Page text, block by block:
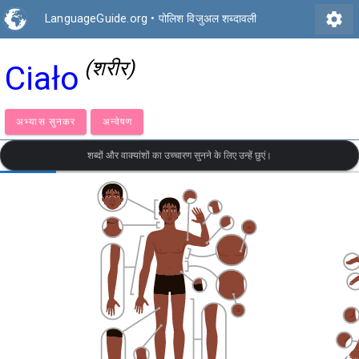
LanguageGuide.org • पोलिश विजुअल शब्दावली settings
Ciało (शरीर)
अभ्यास सुनकर अन्वेषण
शब्दों और वाक्यांशों का उच्चारण सुनने के लिए उन्हें छुएं।